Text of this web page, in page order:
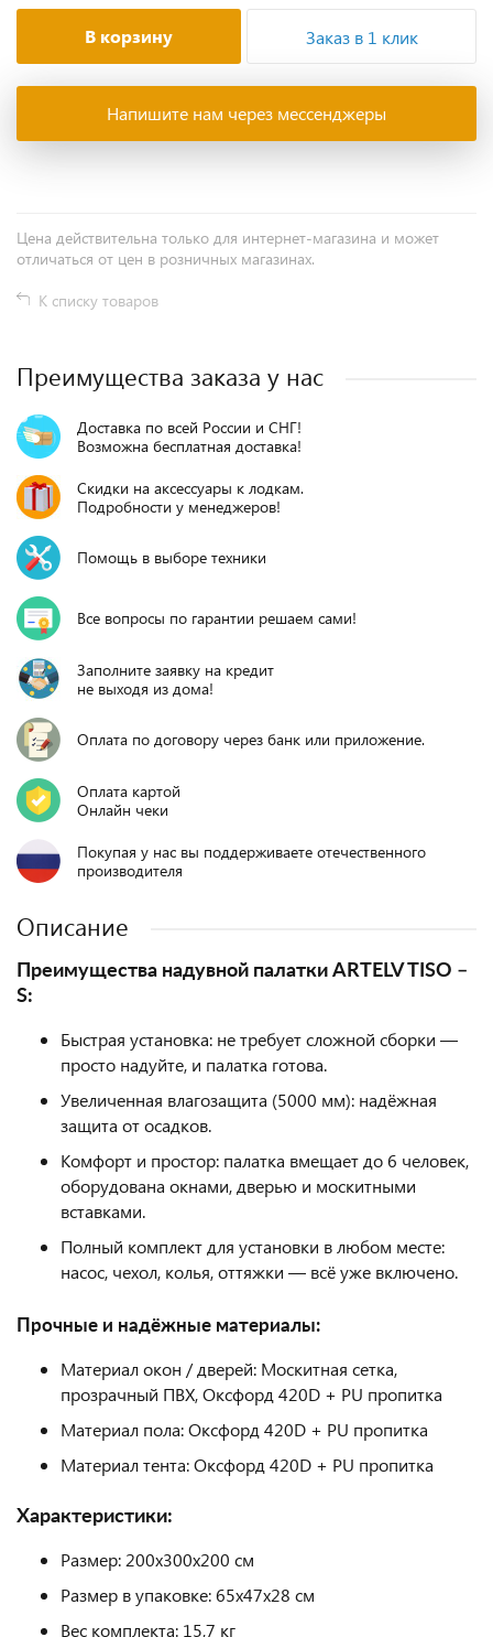
В корзину Заказ в 1 клик
Напишите нам через мессенджеры
Цена действительна только для интернет-магазина и может
отличаться от цен в розничных магазинах.
К списку товаров
Преимущества заказа у нас
Доставка по всей России и СНГ!
Возможна бесплатная доставка!
Скидки на аксессуары к лодкам.
Подробности у менеджеров!
Помощь в выборе техники
Все вопросы по гарантии решаем сами!
Заполните заявку на кредит
не выходя из дома!
Оплата по договору через банк или приложение.
Оплата картой
Онлайн чеки
Покупая у нас вы поддерживаете отечественного
производителя
Описание
Преимущества надувной палатки ARTELV TISO –
S:
Быстрая установка: не требует сложной сборки —
просто надуйте, и палатка готова.
Увеличенная влагозащита (5000 мм): надёжная
защита от осадков.
Комфорт и простор: палатка вмещает до 6 человек,
оборудована окнами, дверью и москитными
вставками.
Полный комплект для установки в любом месте:
насос, чехол, колья, оттяжки — всё уже включено.
Прочные и надёжные материалы:
Материал окон / дверей: Москитная сетка,
прозрачный ПВХ, Оксфорд 420D + PU пропитка
Материал пола: Оксфорд 420D + PU пропитка
Материал тента: Оксфорд 420D + PU пропитка
Характеристики:
Размер: 200х300х200 см
Размер в упаковке: 65х47х28 см
Вес комплекта: 15,7 кг